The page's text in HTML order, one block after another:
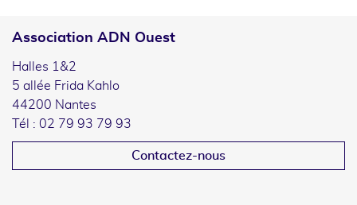
Association ADN Ouest
Halles 1&2
5 allée Frida Kahlo
44200 Nantes
Tél : 02 79 93 79 93
Contactez-nous